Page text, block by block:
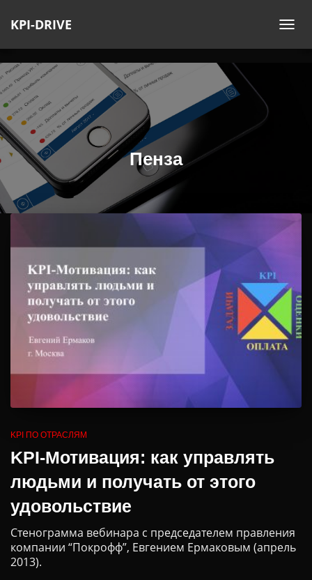
KPI-DRIVE
Пенза
KPI ПО ОТРАСЛЯМ
KPI-Мотивация: как управлять
людьми и получать от этого
удовольствие
Стенограмма вебинара с председателем правления
компании “Покрофф”, Евгением Ермаковым (апрель
2013).